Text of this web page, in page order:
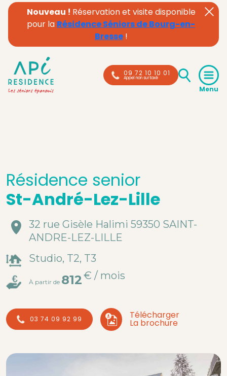
Nouveau ! Réservation et visite disponible
pour la Résidence Séniors de Bourg-en-
Bresse!
09 72 10 10 01
Appel non surtaxé
Résidence senior
St-André-Lez-Lille
32 rue Gisèle Halimi 59350 SAINT-
ANDRE-LEZ-LILLE
Studio, T2, T3
À partir de 812€ / mois
03 74 09 92 99 Télécharger
La brochure